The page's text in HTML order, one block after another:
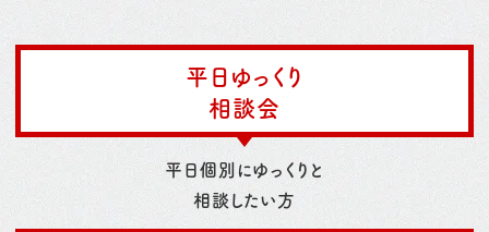
平日ゆっくり
相談会
平日個別にゆっくりと
相談したい方